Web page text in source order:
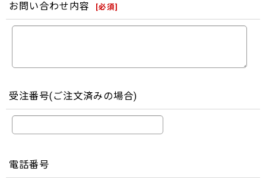
お問い合わせ内容 [必須]
受注番号(ご注文済みの場合)
電話番号